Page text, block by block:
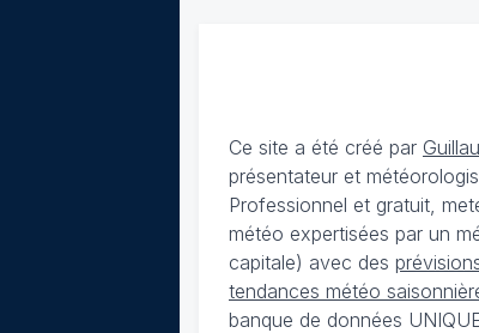
Ce site a été créé par
présentateur et
Professionnel et gratuit,
météo expertisées par un
capitale) avec des
tendances météo
banque de données